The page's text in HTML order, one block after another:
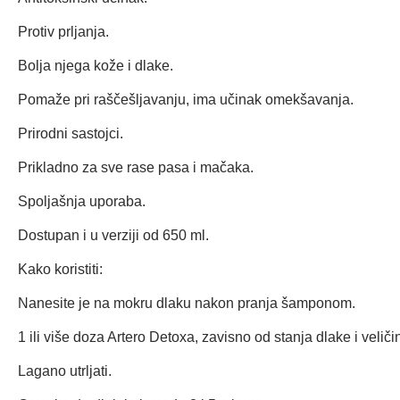
Protiv prljanja.
Bolja njega kože i dlake.
Pomaže pri raščešljavanju, ima učinak omekšavanja.
Prirodni sastojci.
Prikladno za sve rase pasa i mačaka.
Spoljašnja uporaba.
Dostupan i u verziji od 650 ml.
Kako koristiti:
Nanesite je na mokru dlaku nakon pranja šamponom.
1 ili više doza Artero Detoxa, zavisno od stanja dlake i
Lagano utrljati.